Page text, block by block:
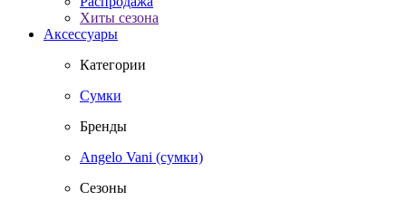
Хиты сезона
Аксессуары
Категории
Сумки
Бренды
Angelo Vani (сумки)
Сезоны